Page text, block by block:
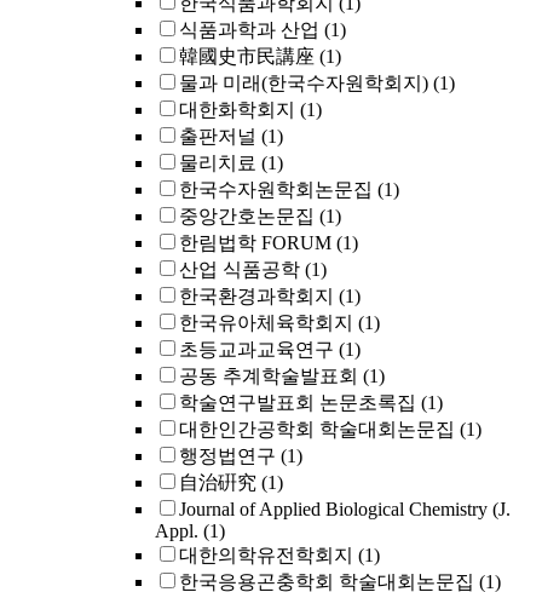
식품과학과 산업 (1)
韓國史市民講座 (1)
물과 미래(한국수자원학회지) (1)
대한화학회지 (1)
출판저널 (1)
물리치료 (1)
한국수자원학회논문집 (1)
중앙간호논문집 (1)
한림법학 FORUM (1)
산업 식품공학 (1)
한국환경과학회지 (1)
한국유아체육학회지 (1)
초등교과교육연구 (1)
공동 추계학술발표회 (1)
학술연구발표회 논문초록집 (1)
대한인간공학회 학술대회논문집 (1)
행정법연구 (1)
自治硏究 (1)
Journal of Applied Biological Chemistry (J.
Appl. (1)
대한의학유전학회지 (1)
한국응용곤충학회 학술대회논문집 (1)